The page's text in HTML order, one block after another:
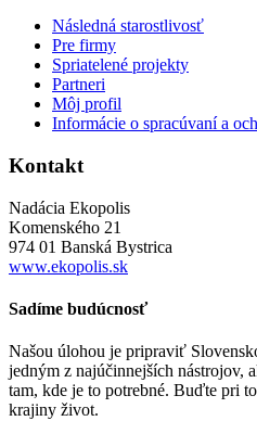
Následná starostlivosť
Pre firmy
Spriatelené projekty
Partneri
Môj profil
Informácie o spracúvaní a
Kontakt
Nadácia Ekopolis
Komenského 21
974 01 Banská Bystrica
www.ekopolis.sk
Sadíme budúcnosť
Našou úlohou je pripraviť
jedným z najúčinnejších nástrojov,
tam, kde je to potrebné. Buďte pri
krajiny život.